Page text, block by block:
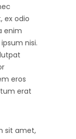
ex odio
enim
nisi.
eros
erat
sit amet,